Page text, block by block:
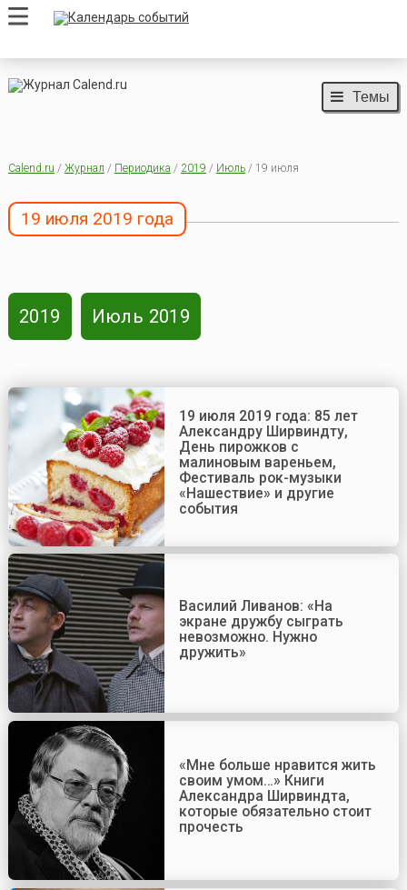
Темы
Calend.ru / Журнал / Периодика / 2019 / Июль/ 19 июля
19 июля 2019 года
2019 Июль 2019
19 июля 2019 года: 85 лет
Александру Ширвиндту,
День пирожков с
малиновым вареньем,
Фестиваль рок-музыки
«Нашествие» и другие
события
Василий Ливанов: «На
экране дружбу сыграть
невозможно. Нужно
дружить»
«Мне больше нравится жить
своим умом…» Книги
Александра Ширвиндта,
которые обязательно стоит
прочесть